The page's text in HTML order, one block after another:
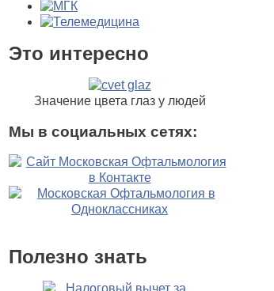
Это интересно
Значение цвета глаз у людей
Мы в социальных сетях:
Полезно знать